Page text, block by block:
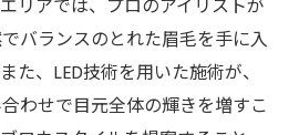
感なサロンの施術メニューの
メニュー選びのポイント
リアでは、プロのアイリストが
バランスのとれた眉毛を手に入
た、LED技術を用いた施術が、
わせで目元全体の輝きを増すこ